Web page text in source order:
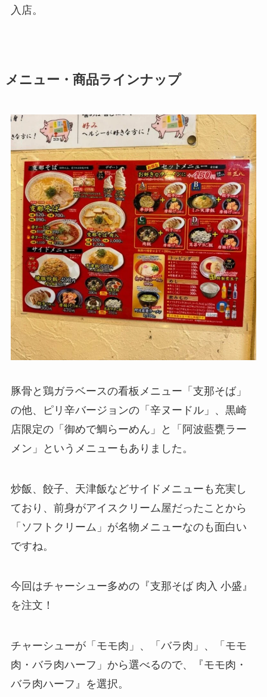
入店。
メニュー・商品ラインナップ
豚骨と鶏ガラベースの看板メニュー「支那そば」
の他、ピリ辛バージョンの「辛ヌードル」、黒崎
店限定の「御めで鯛らーめん」と「阿波藍甕ラー
メン」というメニューもありました。
炒飯、餃子、天津飯などサイドメニューも充実し
ており、前身がアイスクリーム屋だったことから
「ソフトクリーム」が名物メニューなのも面白い
ですね。
今回はチャーシュー多めの『支那そば 肉入 小盛』
を注文！
チャーシューが「モモ肉」、「バラ肉」、「モモ
肉・バラ肉ハーフ」から選べるので、『モモ肉・
バラ肉ハーフ』を選択。